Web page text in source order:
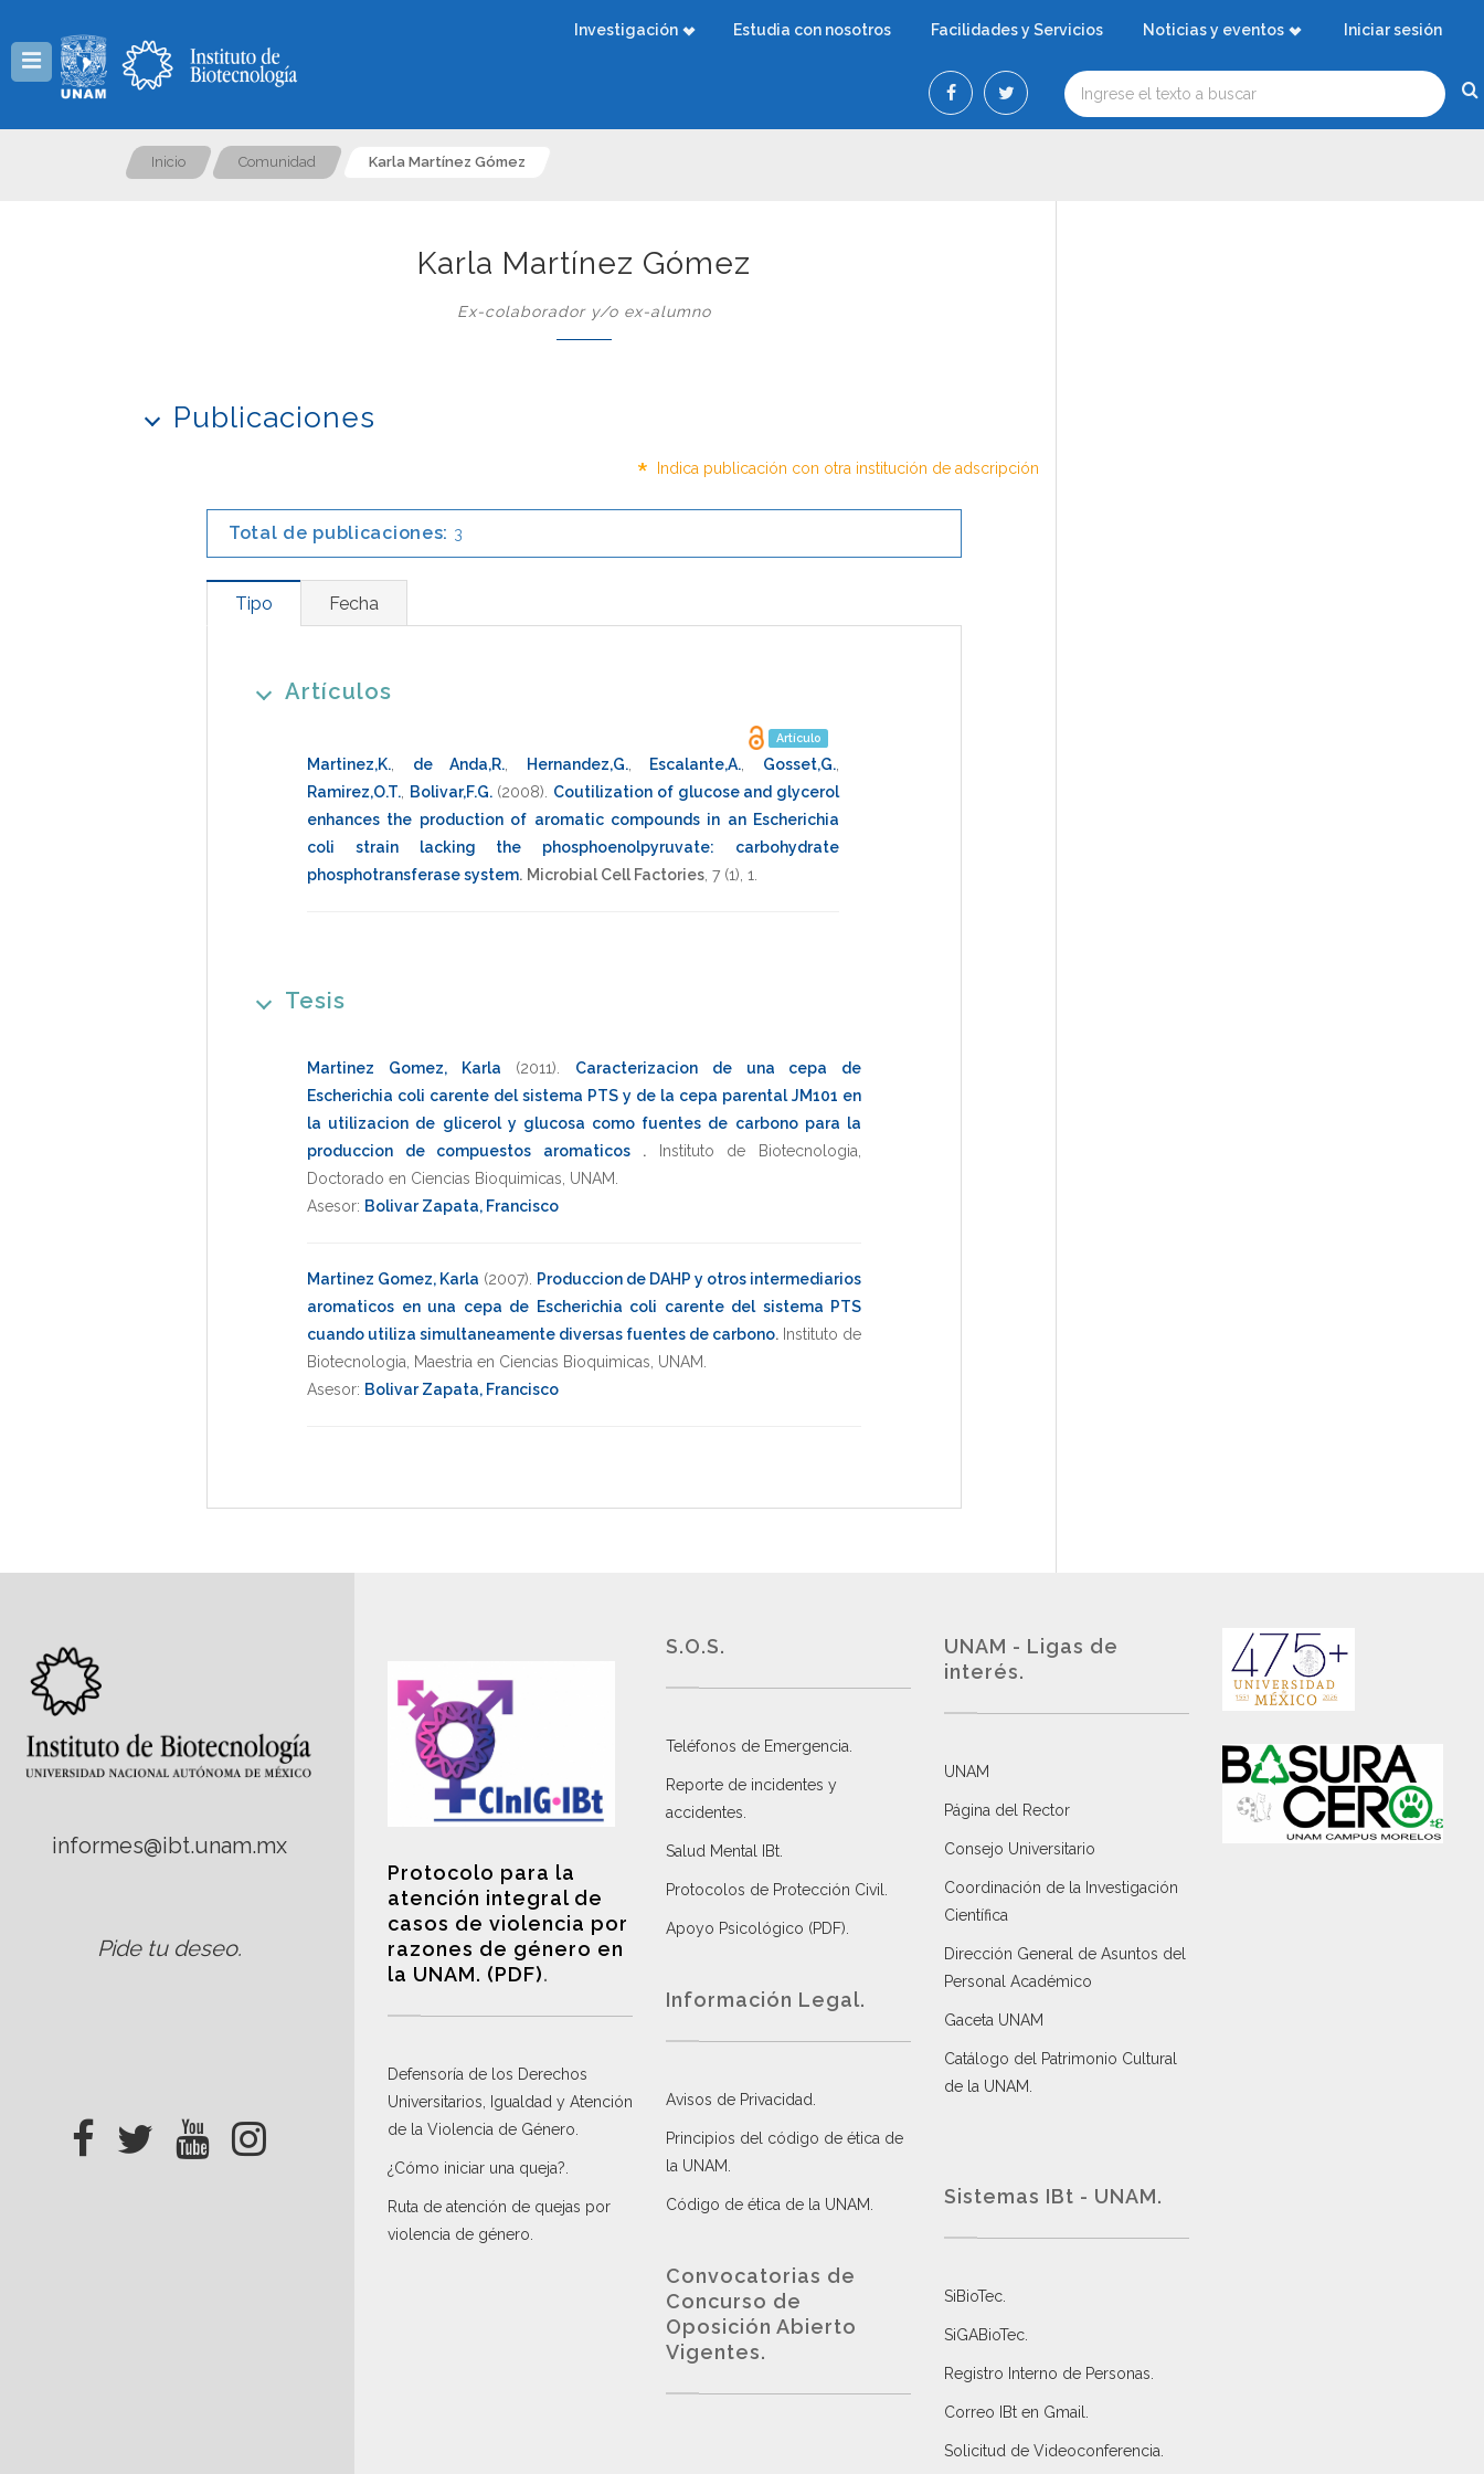
Investigación Estudia con nosotros Facilidades y Servicios Noticias y eventos Iniciar sesión
Inicio Comunidad Karla Martínez Gómez
Karla Martínez Gómez
Ex-colaborador y/o ex-alumno
Publicaciones
* Indica publicación con otra institución de adscripción
Total de publicaciones: 3
Tipo Fecha
Artículos
Artículo
Martinez,K. de Anda,R. Hernandez,G., Escalante,A. Gosset,G.
Ramirez,O.T.
Bolivar,F.G. (2008)
Coutilization of glucose and glycerol
enhances the production of aromatic compounds in an Escherichia
coli strain lacking the phosphoenolpyruvate: carbohydrate
phosphotransferase system. Microbial Cell Factories 7 (1), 1
Tesis
Martinez Gomez, Karla (2011)
Caracterizacion de una cepa de
Escherichia coli carente del sistema PTS y de la cepa parental JM101 en
la utilizacion de glicerol y glucosa como fuentes de carbono para la
produccion de compuestos aromaticos . Instituto de Biotecnologia
Doctorado en Ciencias Bioquimicas UNAM
Asesor: Bolivar Zapata, Francisco
Martinez Gomez, Karla (2007)
Produccion de DAHP y otros intermediarios
aromaticos en una cepa de Escherichia coli carente del sistema PTS
cuando utiliza simultaneamente diversas fuentes de carbono. Instituto de
Biotecnologia
Maestria en Ciencias Bioquimicas UNAM
Asesor: Bolivar Zapata, Francisco
informes@ibt.unam.mx
Pide tu deseo.
Protocolo para la
atención integral de
casos de violencia por
razones de género en
la UNAM. (PDF).
Defensoría de los Derechos
Universitarios, Igualdad y Atención
de la Violencia de Género
¿Cómo iniciar una queja?
Ruta de atención de quejas por
violencia de género
S.O.S.
Teléfonos de Emergencia.
Reporte de incidentes y
accidentes
Salud Mental IBt
Protocolos de Protección Civil
Apoyo Psicológico (PDF)
Información Legal.
Avisos de Privacidad
Principios del código de ética de
la UNAM
Código de ética de la UNAM
Convocatorias de
Concurso de
Oposición Abierto
Vigentes.
UNAM - Ligas de
interés.
UNAM
Página del Rector
Consejo Universitario
Coordinación de la Investigación
Científica
Dirección General de Asuntos del
Personal Académico
Gaceta UNAM
Catálogo del Patrimonio Cultural
de la UNAM.
Sistemas IBt - UNAM.
SiBioTec
SiGABioTec.
Registro Interno de Personas
Correo IBt en Gmail
Solicitud de Videoconferencia.